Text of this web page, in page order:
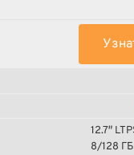
12.7″
8/128